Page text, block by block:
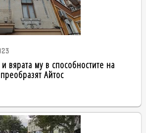
вярата му в способностите на
Айтос